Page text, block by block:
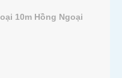
10m Hồng Ngoại